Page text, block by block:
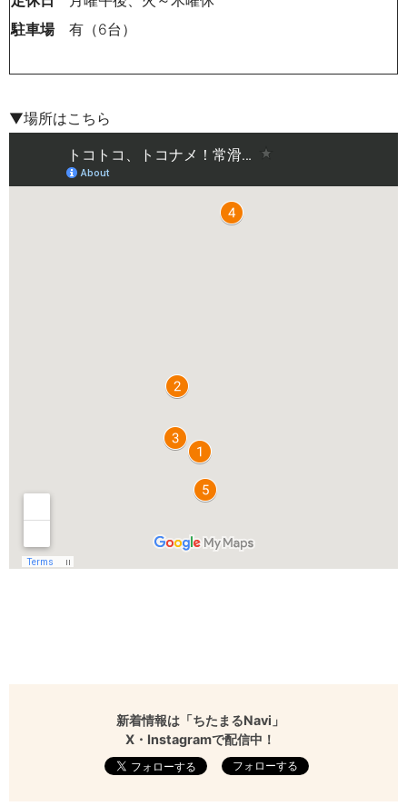
駐車場有（6台）
▼場所はこちら
新着情報は「ちたまるNavi」
X・Instagramで配信中！
フォローする